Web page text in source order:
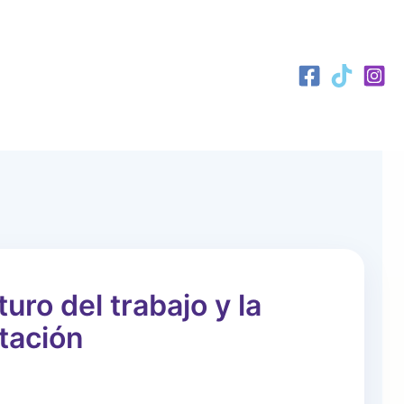
del trabajo y la